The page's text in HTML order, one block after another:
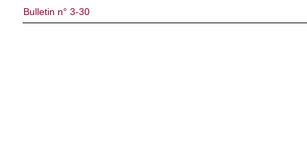
Bulletin n° 3-30